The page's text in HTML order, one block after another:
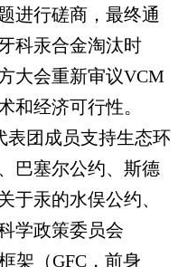
进行磋商，最终通
科汞合金淘汰时
大会重新审议VCM
和经济可行性。
表团成员支持生态环
巴塞尔公约、斯德
于汞的水俣公约、
学政策委员会
架（GFC，前身